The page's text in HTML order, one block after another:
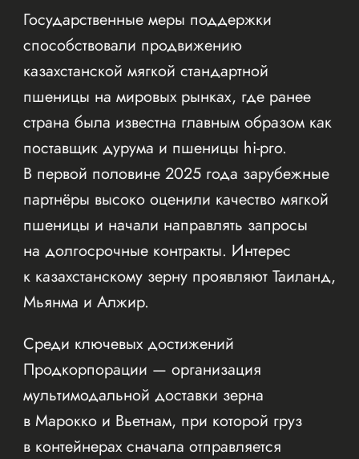
Государственные меры поддержки
способствовали продвижению
казахстанской мягкой стандартной
пшеницы на мировых рынках, где ранее
страна была известна главным образом как
поставщик дурума и пшеницы hi-pro.
В первой половине 2025 года зарубежные
партнёры высоко оценили качество мягкой
пшеницы и начали направлять запросы
на долгосрочные контракты. Интерес
к казахстанскому зерну проявляют Таиланд,
Мьянма и Алжир.
Среди ключевых достижений
Продкорпорации — организация
мультимодальной доставки зерна
в Марокко и Вьетнам, при которой груз
в контейнерах сначала отправляется